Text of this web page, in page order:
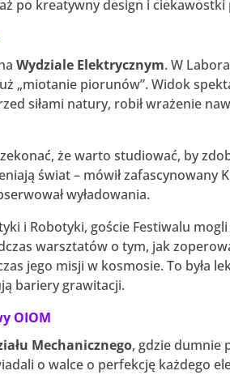
po kreatywny design i
Wydziale Elektrycznym. W
„miotanie piorunów”. Widok
siłami natury, robił wrażenie
że warto studiować, by
świat – mówił zafascynowany
wyładowania.
i Robotyki, goście Festiwalu
warsztatów o tym, jak
jego misji w kosmosie. To była
bariery grawitacji.
OIOM
Mechanicznego, gdzie dumnie
o walce o perfekcję każdego